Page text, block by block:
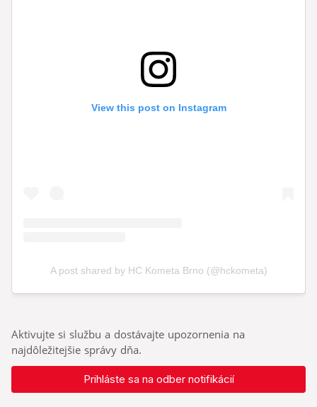
Aktivujte si službu a dostávajte upozornenia na
najdôležitejšie správy dňa.
Prihláste sa na odber notifikácií